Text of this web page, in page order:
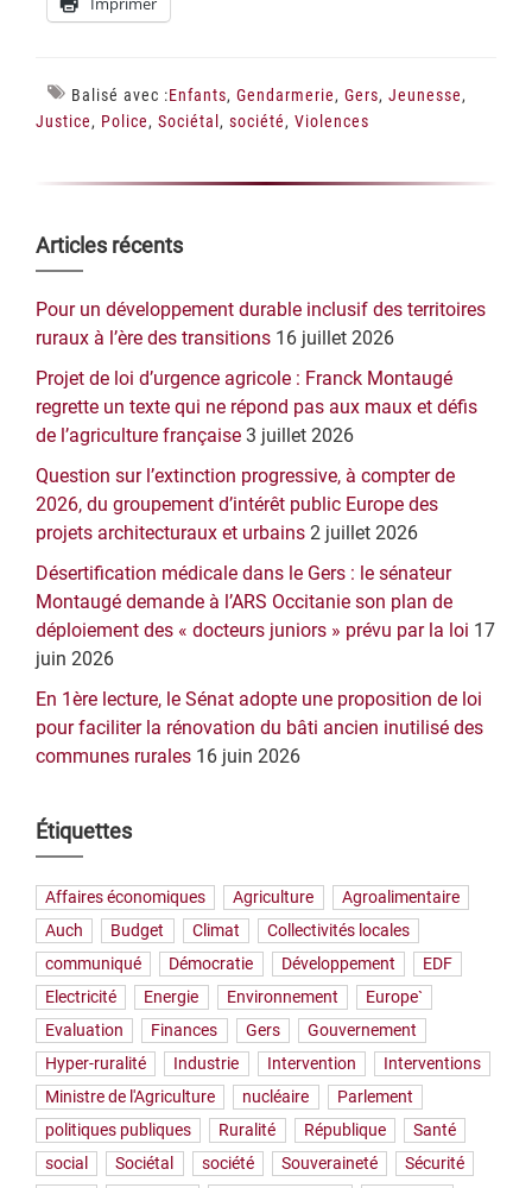
Balisé avec :Enfants, Gendarmerie, Gers, Jeunesse,
Justice, Police, Sociétal , société, Violences
Barre
latérale
principale
Articles récents
Pour un développement durable inclusif des territoires
ruraux à l’ère des transitions 16 juillet 2026
Projet de loi d’urgence agricole : Franck Montaugé
regrette un texte qui ne répond pas aux maux et défis
de l’agriculture française 3 juillet 2026
Question sur l’extinction progressive, à compter de
2026, du groupement d’intérêt public Europe des
projets architecturaux et urbains 2 juillet 2026
Désertification médicale dans le Gers : le sénateur
Montaugé demande à l’ARS Occitanie son plan de
déploiement des « docteurs juniors » prévu par la loi 17
juin 2026
En 1ère lecture, le Sénat adopte une proposition de loi
pour faciliter la rénovation du bâti ancien inutilisé des
communes rurales 16 juin 2026
Étiquettes
Affaires économiques Agriculture
Agroalimentaire
Auch
Budget Climat
Collectivités locales
communiqué
Démocratie Développement
EDF
Electricité
Energie Environnement
Europe`
Evaluation
Finances Gers
Gouvernement
Hyper-ruralité
Industrie Intervention
Interventions
Ministre de l'Agriculture
nucléaire
Parlement
politiques publiques
Ruralité République
Santé
social
Sociétal société Souveraineté
Sécurité